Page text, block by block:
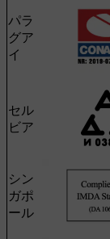
パラ
グア
イ
セル
ビア
シン
ガポ
ール